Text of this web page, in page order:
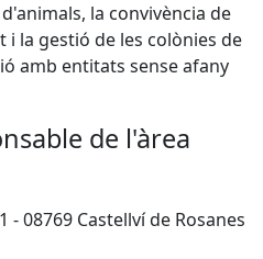
la convivència de
i la gestió de les colònies de
amb entitats sense afany
de l'àrea
- 08769 Castellví de Rosanes